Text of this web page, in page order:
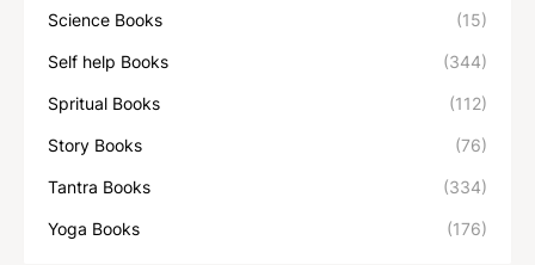
Science Books (15)
Self help Books (344)
Spritual Books (112)
Story Books (76)
Tantra Books (334)
Yoga Books (176)